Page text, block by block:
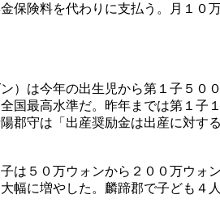
保険料を代わりに支払う。月１
）は今年の出生児から第１子５
最高水準だ。昨年までは第１子
守は「出産奨励金は出産に対す
は５０万ウォンから２００万ウ
に増やした。麟蹄郡で子ども４